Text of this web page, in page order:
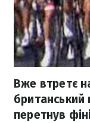
Вже втретє
перетнув